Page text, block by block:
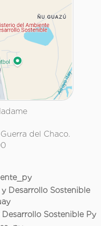
del Chaco.
Desarrollo Sostenible
Sostenible Py